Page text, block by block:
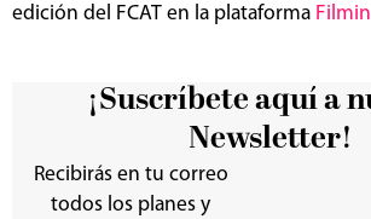
edición del FCAT en la plataforma Filmin
¡Suscríbete aquí a
Newsletter!
Recibirás en tu correo
todos los planes y